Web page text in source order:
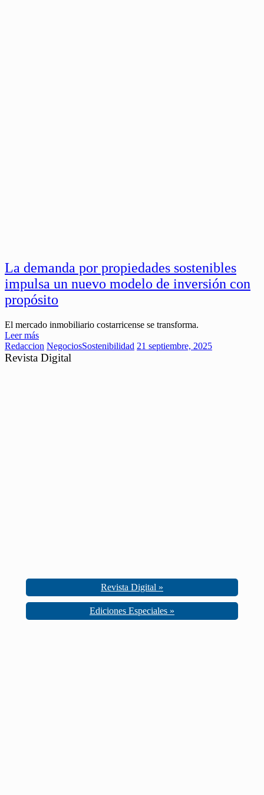
La demanda por propiedades sostenibles
impulsa un nuevo modelo de inversión con
propósito
El mercado inmobiliario costarricense se transforma.
Leer más
Redaccion NegociosSostenibilidad 21 septiembre, 2025
Revista Digital
Revista Digital »
Ediciones Especiales »